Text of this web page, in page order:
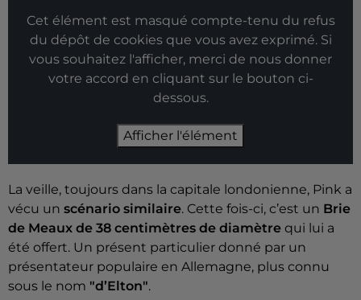
Cet élément est masqué compte-tenu du refus
du dépôt de cookies que vous avez exprimé. Si
vous souhaitez l'afficher, merci de nous donner
votre accord en cliquant sur le bouton ci-
dessous.
Afficher l'élément
La veille, toujours dans la capitale londonienne, Pink a
vécu un scénario similaire. Cette fois-ci, c’est un Brie
de Meaux de 38 centimètres de diamètre qui lui a
été offert. Un présent particulier donné par un
présentateur populaire en Allemagne, plus connu
sous le nom "d’Elton".